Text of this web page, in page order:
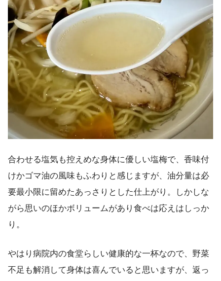
合わせる塩気も控えめな身体に優しい塩梅で、香味付
けかゴマ油の風味もふわりと感じますが、油分量は必
要最小限に留めたあっさりとした仕上がり。しかしな
がら思いのほかボリュームがあり食べは応えはしっか
り。
やはり病院内の食堂らしい健康的な一杯なので、野菜
不足も解消して身体は喜んでいると思いますが、返っ